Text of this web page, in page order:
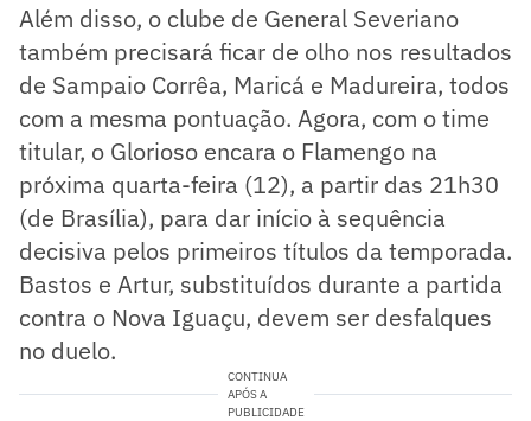
Além disso, o clube de General Severiano
também precisará ficar de olho nos resultados
de Sampaio Corrêa, Maricá e Madureira, todos
com a mesma pontuação. Agora, com o time
titular, o Glorioso encara o Flamengo na
próxima quarta-feira (12), a partir das 21h30
(de Brasília), para dar início à sequência
decisiva pelos primeiros títulos da temporada.
Bastos e Artur, substituídos durante a partida
contra o Nova Iguaçu, devem ser desfalques
no duelo.
CONTINUA
APÓS A
PUBLICIDADE